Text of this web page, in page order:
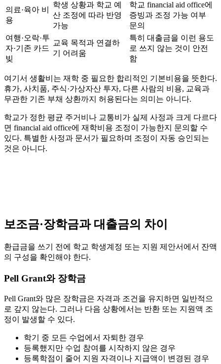
의료·육아 비
용
학생 상황과 학교 예
산 조정에 따라 반영
가능
학교 financial aid office에
증빙과 조정 가능 여부
문의
여행·오락·투
자·기존 카드
빚
교육 목적과 연결하
기 어려움
특히 대출금을 이런 용도
로 쓰지 않는 것이 안전
함
여기서 생활비는 재학 중 필요한 합리적인 기본비용을 뜻한다.
휴가, 사치품, 주식·가상자산 투자, 다른 사람의 비용, 교육과
무관한 기존 부채 상환까지 허용된다는 의미는 아니다.
학교가 정한 평균 주거비나 교통비가 실제 사정과 크게 다르다
면 financial aid office에 재학비용 조정이 가능한지 문의할 수
있다. 특별한 사정과 문서가 필요하며 조정이 자동 승인되는
것은 아니다.
보조금·장학금과 대출금의 차이
환급금을 쓰기 전에 학교 학생계정 또는 지원 제안서에서 잔액
의 구성을 확인해야 한다.
Pell Grant와 장학금
Pell Grant와 많은 장학금은 자격과 조건을 유지하면 일반적으
로 갚지 않는다. 그러나 다음 상황에서는 반환 또는 지원액 조
정이 발생할 수 있다.
학기 중 모든 수업에서 자퇴한 경우
등록했지만 수업 참여를 시작하지 않은 경우
등록학점이 줄어 지원 자격이나 지급액이 변경된 경우